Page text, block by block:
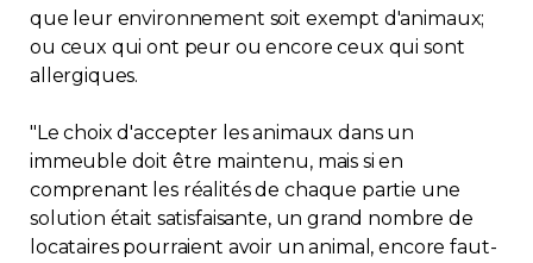
que leur environnement soit exempt d'animaux;
ou ceux qui ont peur ou encore ceux qui sont
allergiques.
"Le choix d'accepter les animaux dans un
immeuble doit être maintenu, mais si en
comprenant les réalités de chaque partie une
solution était satisfaisante, un grand nombre de
locataires pourraient avoir un animal, encore faut-